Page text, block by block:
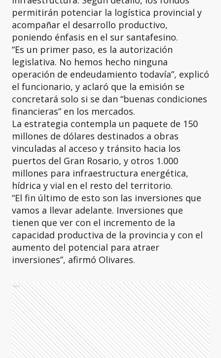
permitirán potenciar la logística provincial y
acompañar el desarrollo productivo,
poniendo énfasis en el sur santafesino.
“Es un primer paso, es la autorización
legislativa. No hemos hecho ninguna
operación de endeudamiento todavía”, explicó
el funcionario, y aclaró que la emisión se
concretará solo si se dan “buenas condiciones
financieras” en los mercados.
La estrategia contempla un paquete de 150
millones de dólares destinados a obras
vinculadas al acceso y tránsito hacia los
puertos del Gran Rosario, y otros 1.000
millones para infraestructura energética,
hídrica y vial en el resto del territorio.
“El fin último de esto son las inversiones que
vamos a llevar adelante. Inversiones que
tienen que ver con el incremento de la
capacidad productiva de la provincia y con el
aumento del potencial para atraer
inversiones”, afirmó Olivares.
Ads